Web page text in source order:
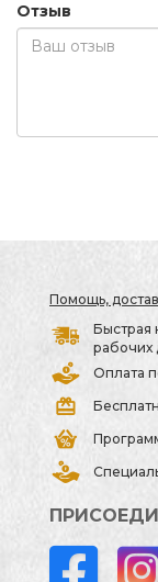
Отзыв
Помощь,
Быстрая
рабочих
Оплата